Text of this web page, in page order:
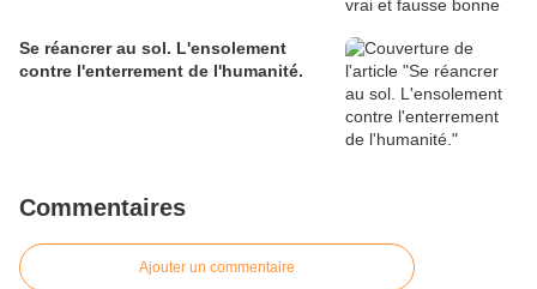
Se réancrer au sol. L'ensolement
contre l'enterrement de l'humanité.
Commentaires
Ajouter un commentaire